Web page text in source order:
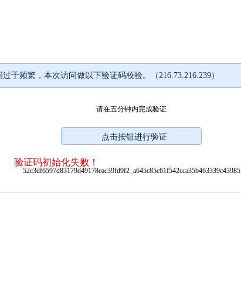
过于频繁，本次访问做以下验证码校验。（216.73.216.239）
请在五分钟内完成验证
验证码初始化失败！
52c3df6597d83179d49178eac39fd9f2_a645c85c61f542cca35b463339c43985